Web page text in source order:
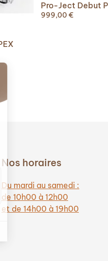
Pro-Ject Debut
999,00 €
Nos horaires
Du mardi au samedi :
de 10h00 à 12h00
et de 14h00 à 19h00